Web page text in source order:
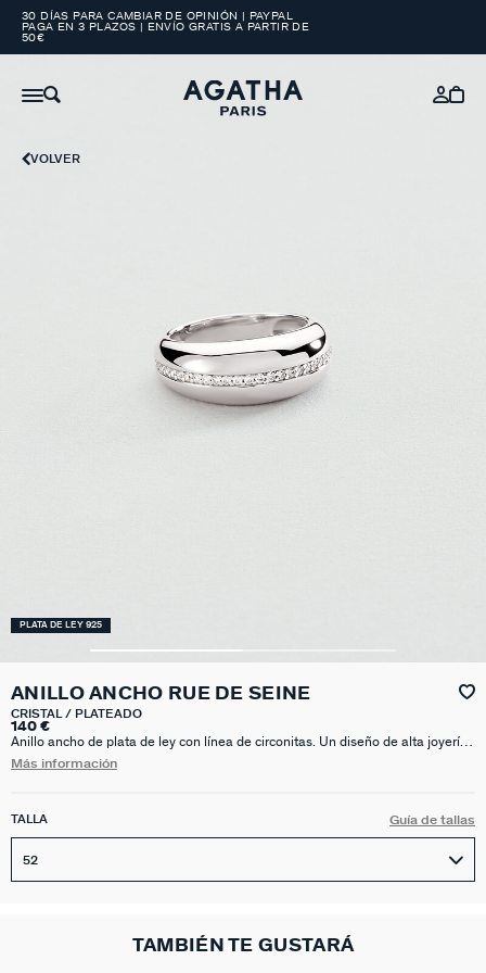
30 DÍAS PARA CAMBIAR DE OPINIÓN | PAYPAL
PAGA EN 3 PLAZOS | ENVÍO GRATIS A PARTIR DE
50€
VOLVER
PLATA DE LEY 925
ANILLO ANCHO RUE DE SEINE
CRISTAL / PLATEADO
140 €
Anillo ancho de plata de ley con línea de circonitas. Un diseño de alta joyería
que podrás lucir todos los días.
Más información
TALLA Guía de tallas
52
TAMBIÉN TE GUSTARÁ